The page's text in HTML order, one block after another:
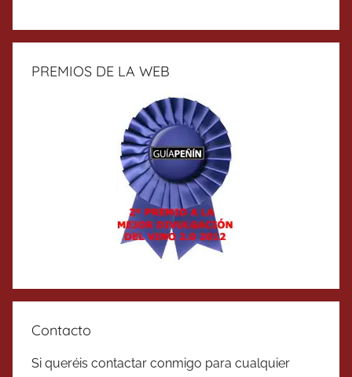
PREMIOS DE LA WEB
Contacto
Si queréis contactar conmigo para cualquier